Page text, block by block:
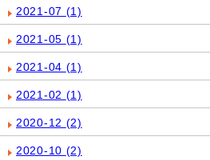
2021-07 (1)
2021-05 (1)
2021-04 (1)
2021-02 (1)
2020-12 (2)
2020-10 (2)